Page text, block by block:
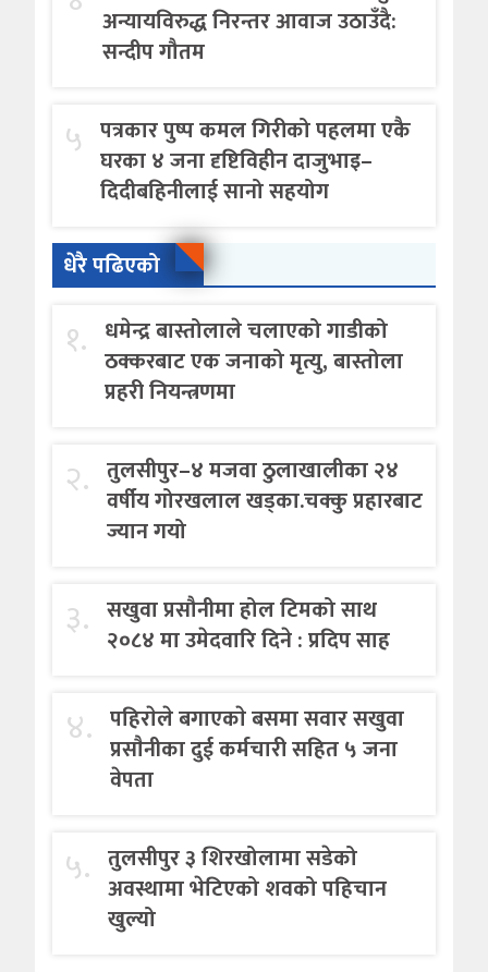
अन्यायविरुद्ध निरन्तर आवाज उठाउँदै:
सन्दीप गौतम
५ पत्रकार पुष्प कमल गिरीको पहलमा एकै
घरका ४ जना दृष्टिविहीन दाजुभाइ–
दिदीबहिनीलाई सानो सहयोग
धेरै पढिएको
१. धमेन्द्र बास्तोलाले चलाएको गाडीको
ठक्करबाट एक जनाको मृत्यु, बास्तोला
प्रहरी नियन्त्रणमा
२. तुलसीपुर–४ मजवा ठुलाखालीका २४
वर्षीय गोरखलाल खड्का.चक्कु प्रहारबाट
ज्यान गयो
३. सखुवा प्रसौनीमा होल टिमको साथ
२०८४ मा उमेदवारि दिने : प्रदिप साह
४. पहिराेले बगाएकाे बसमा सवार सखुवा
प्रसाैनीका दुई कर्मचारी सहित ५ जना
वेपता
५. तुलसीपुर ३ शिरखोलामा सडेको
अवस्थामा भेटिएको शवको पहिचान
खुल्यो